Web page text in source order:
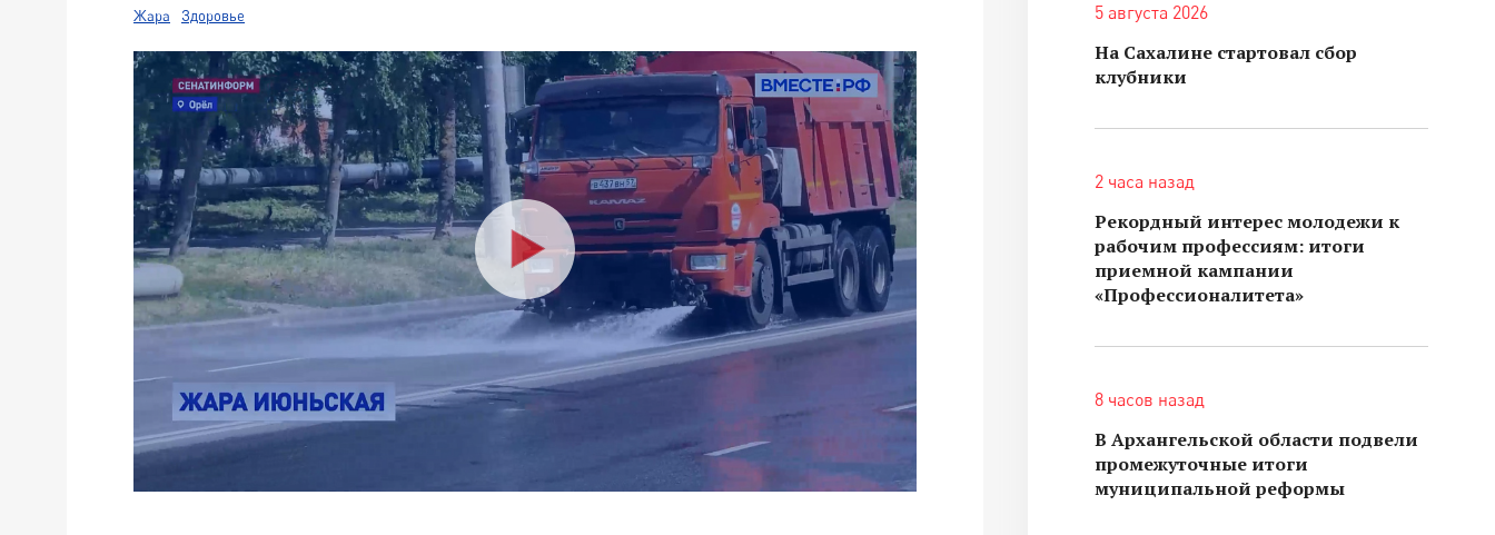
Жара Здоровье 5 августа 2026
На Сахалине стартовал сбор
клубники
2 часа назад
Рекордный интерес молодежи к
рабочим профессиям: итоги
приемной кампании
«Профессионалитета»
8 часов назад
В Архангельской области подвели
промежуточные итоги
муниципальной реформы